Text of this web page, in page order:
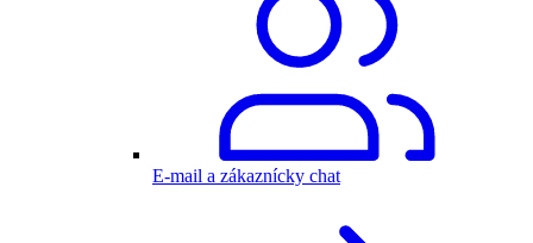
E-mail a zákaznícky chat